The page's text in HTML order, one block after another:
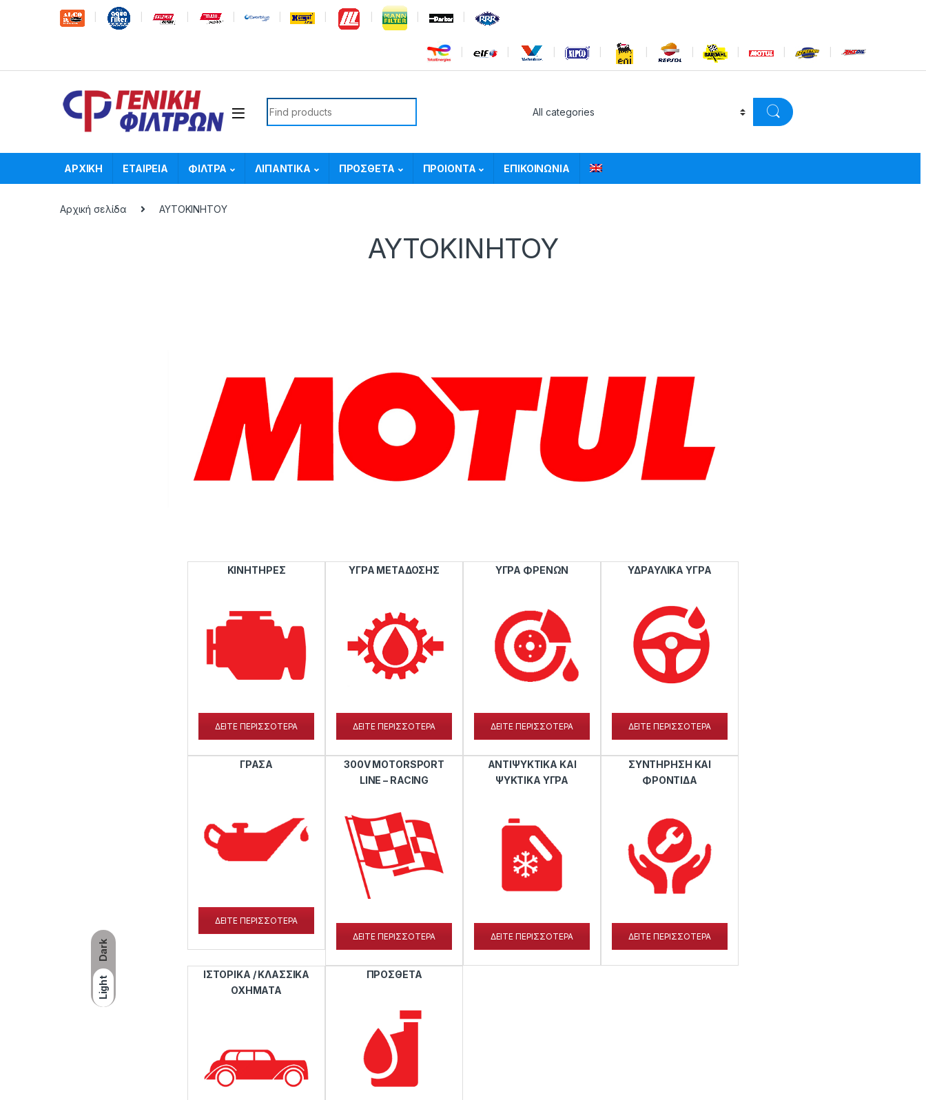
Dark
Light
Skip to navigation
Skip to content
Search for:
ΑΡΧΙΚΗ ΕΤΑΙΡΕΙΑ ΦΙΛΤΡΑ ΛΙΠΑΝΤΙΚΑ ΠΡΟΣΘΕΤΑ ΠΡΟΙΟΝΤΑ ΕΠΙΚΟΙΝΩΝΙΑ
Αρχική σελίδα ΑΥΤΟΚΙΝΗΤΟΥ
ΑΥΤΟΚΙΝΗΤΟΥ
ΚΙΝΗΤΗΡΕΣ
ΔΕΙΤΕ ΠΕΡΙΣΣΟΤΕΡΑ
ΥΓΡΑ ΜΕΤΑΔΟΣΗΣ
ΔΕΙΤΕ ΠΕΡΙΣΣΟΤΕΡΑ
ΥΓΡΑ ΦΡΕΝΩΝ
ΔΕΙΤΕ ΠΕΡΙΣΣΟΤΕΡΑ
ΥΔΡΑΥΛΙΚΑ ΥΓΡΑ
ΔΕΙΤΕ ΠΕΡΙΣΣΟΤΕΡΑ
ΓΡΑΣΑ
ΔΕΙΤΕ ΠΕΡΙΣΣΟΤΕΡΑ
300V MOTORSPORT
LINE – RACING
ΔΕΙΤΕ ΠΕΡΙΣΣΟΤΕΡΑ
ΑΝΤΙΨΥΚΤΙΚΑ ΚΑΙ
ΨΥΚΤΙΚΑ ΥΓΡΑ
ΔΕΙΤΕ ΠΕΡΙΣΣΟΤΕΡΑ
ΣΥΝΤΗΡΗΣΗ ΚΑΙ
ΦΡΟΝΤΙΔΑ
ΔΕΙΤΕ ΠΕΡΙΣΣΟΤΕΡΑ
ΙΣΤΟΡΙΚΑ / ΚΛΑΣΣΙΚΑ
ΟΧΗΜΑΤΑ
ΠΡΟΣΘΕΤΑ